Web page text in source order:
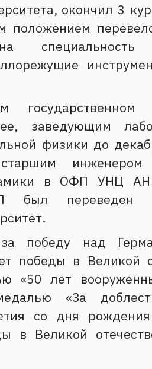
окончил 3
положением
заведующим
физики до
инженером
в ОФП УНЦ
был переведен
победу над
победы в Великой
«50 лет
«За
со дня
в Великой